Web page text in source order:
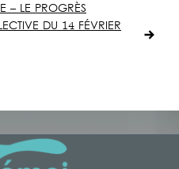
– LE PROGRÈS
DU 14 FÉVRIER